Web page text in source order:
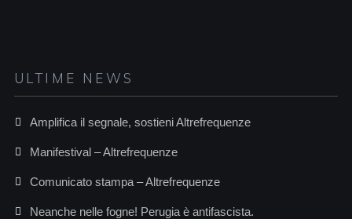
ULTIME NEWS
Amplifica il segnale, sostieni Altrefrequenze
Manifestival – Altrefrequenze
Comunicato stampa – Altrefrequenze
Neanche nelle fogne! Perugia è antifascista.